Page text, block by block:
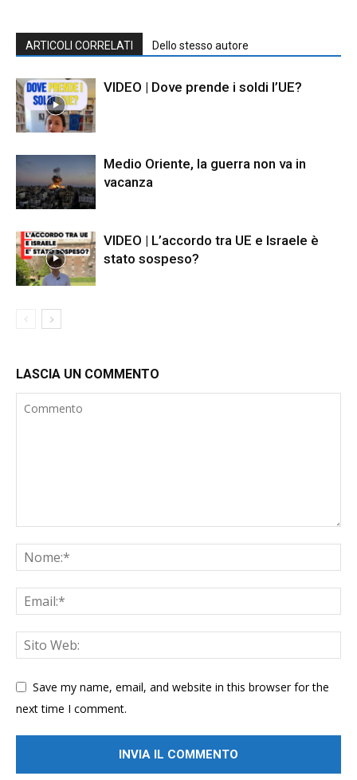
ARTICOLI CORRELATI Dello stesso autore
VIDEO | Dove prende i soldi l’UE?
Medio Oriente, la guerra non va in
vacanza
VIDEO | L’accordo tra UE e Israele è
stato sospeso?
LASCIA UN COMMENTO
Save my name, email, and website in this browser for the
next time I comment.